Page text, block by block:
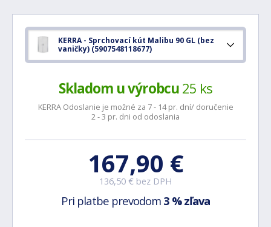
KERRA - Sprchovací kút Malibu 90 GL (bez
vaničky) (5907548118677)
Skladom u výrobcu25 ks
KERRA Odoslanie je možné za 7 - 14 pr. dní/ doručenie
2 - 3 pr. dni od odoslania
167,90 €
136,50 € bez DPH
Pri platbe prevodom 3 % zľava